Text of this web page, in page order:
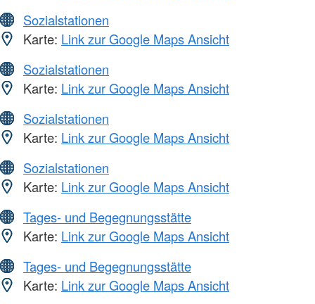
Sozialstationen
Karte: Link zur Google Maps Ansicht
Sozialstationen
Karte: Link zur Google Maps Ansicht
Sozialstationen
Karte: Link zur Google Maps Ansicht
Sozialstationen
Karte: Link zur Google Maps Ansicht
Tages- und Begegnungsstätte
Karte: Link zur Google Maps Ansicht
Tages- und Begegnungsstätte
Karte: Link zur Google Maps Ansicht